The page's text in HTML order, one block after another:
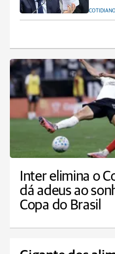
COTIDIANO
Inter elimina o
dá adeus ao
Copa do Brasil